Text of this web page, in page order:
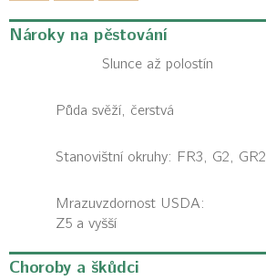
Nároky na pěstování
Slunce až polostín
Půda svěží, čerstvá
Stanovištní okruhy: FR3, G2, GR2
Mrazuvzdornost USDA:
Z5 a vyšší
Choroby a škůdci